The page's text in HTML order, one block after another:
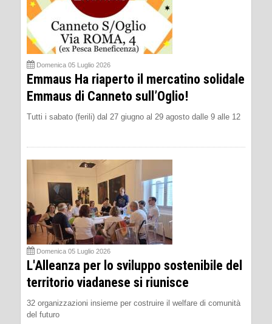
Domenica 05 Luglio 2026
Emmaus Ha riaperto il mercatino solidale
Emmaus di Canneto sull’Oglio!
Tutti i sabato (ferili) dal 27 giugno al 29 agosto dalle 9 alle 12
Domenica 05 Luglio 2026
L'Alleanza per lo sviluppo sostenibile del
territorio viadanese si riunisce
32 organizzazioni insieme per costruire il welfare di comunità
del futuro